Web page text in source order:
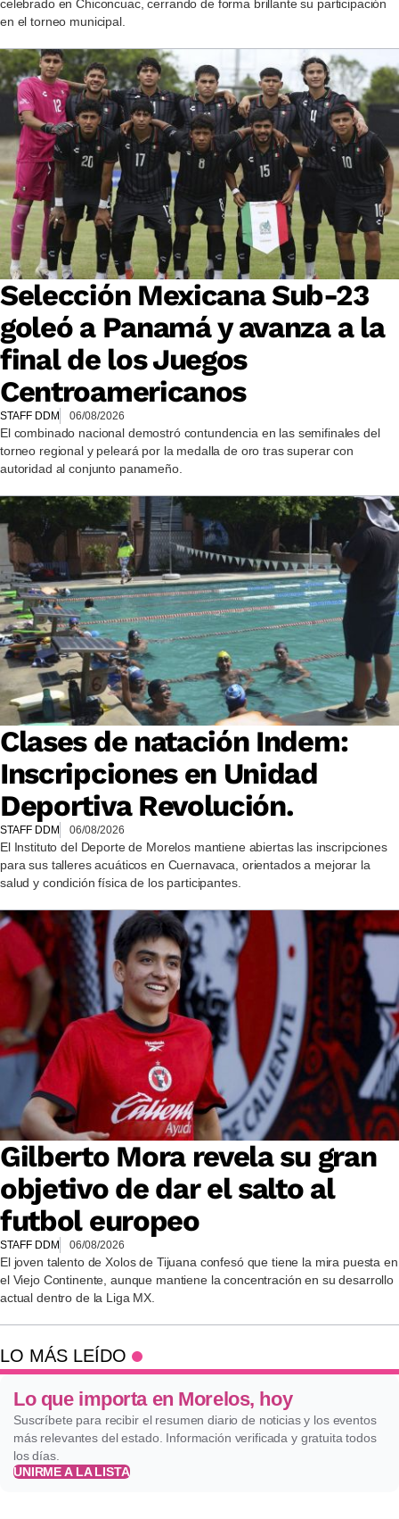
celebrado en Chiconcuac, cerrando de forma brillante su participación
en el torneo municipal.
Selección Mexicana Sub-23
goleó a Panamá y avanza a la
final de los Juegos
Centroamericanos
STAFF DDM 06/08/2026
El combinado nacional demostró contundencia en las semifinales del
torneo regional y peleará por la medalla de oro tras superar con
autoridad al conjunto panameño.
Clases de natación Indem:
Inscripciones en Unidad
Deportiva Revolución.
STAFF DDM 06/08/2026
El Instituto del Deporte de Morelos mantiene abiertas las inscripciones
para sus talleres acuáticos en Cuernavaca, orientados a mejorar la
salud y condición física de los participantes.
Gilberto Mora revela su gran
objetivo de dar el salto al
futbol europeo
STAFF DDM 06/08/2026
El joven talento de Xolos de Tijuana confesó que tiene la mira puesta en
el Viejo Continente, aunque mantiene la concentración en su desarrollo
actual dentro de la Liga MX.
LO MÁS LEÍDO
Lo que importa en Morelos, hoy
Suscríbete para recibir el resumen diario de noticias y los eventos
más relevantes del estado. Información verificada y gratuita todos
los días.
UNIRME A LA LISTA